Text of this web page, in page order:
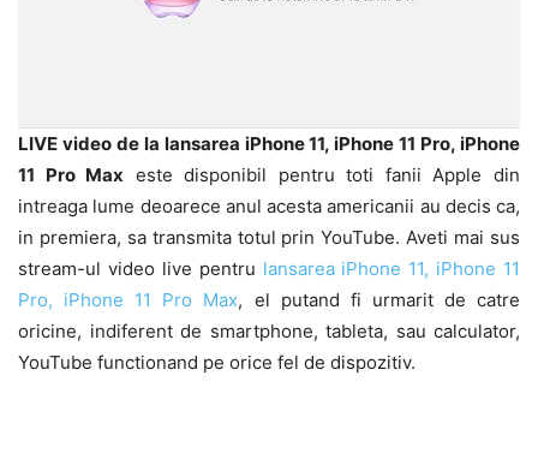
LIVE video de la lansarea iPhone 11, iPhone 11 Pro, iPhone
11 Pro Max este disponibil pentru toti fanii Apple din
intreaga lume deoarece anul acesta americanii au decis ca,
in premiera, sa transmita totul prin YouTube. Aveti mai sus
stream-ul video live pentru lansarea iPhone 11, iPhone 11
Pro, iPhone 11 Pro Max, el putand fi urmarit de catre
oricine, indiferent de smartphone, tableta, sau calculator,
YouTube functionand pe orice fel de dispozitiv.